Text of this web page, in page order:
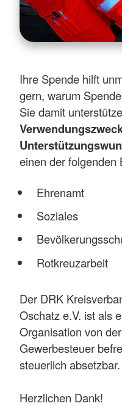
Ihre Spende hilft
gern, warum
Sie damit
einen der folgenden
Ehrenamt
Soziales
Rotkreuzarbeit
Der DRK
Oschatz e.V. ist als
Organisation von
Gewerbesteuer
steuerlich absetzbar.
Herzlichen Dank!